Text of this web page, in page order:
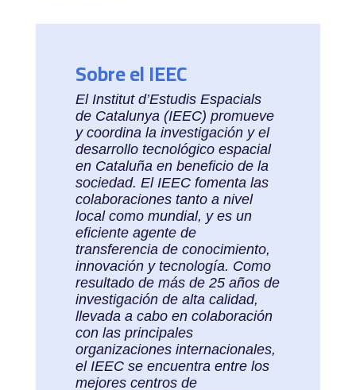
Sobre el IEEC
El Institut d’Estudis Espacials
de Catalunya (IEEC) promueve
y coordina la investigación y el
desarrollo tecnológico espacial
en Cataluña en beneficio de la
sociedad. El IEEC fomenta las
colaboraciones tanto a nivel
local como mundial, y es un
eficiente agente de
transferencia de conocimiento,
innovación y tecnología. Como
resultado de más de 25 años de
investigación de alta calidad,
llevada a cabo en colaboración
con las principales
organizaciones internacionales,
el IEEC se encuentra entre los
mejores centros de